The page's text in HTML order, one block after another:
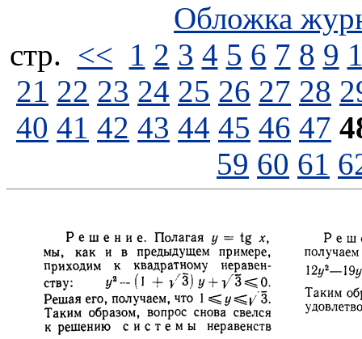
Обложка
стp. << 1 2 3 4 5 6 7 8 9
21 22 23 24 25 26 27 28
40 41 42 43 44 45 46 47
59 60 61